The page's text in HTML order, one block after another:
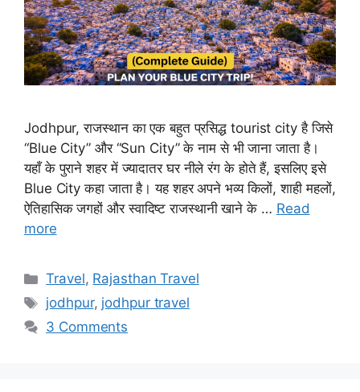
Jodhpur, राजस्थान का एक बहुत प्रसिद्ध tourist city है जिसे
“Blue City” और “Sun City” के नाम से भी जाना जाता है।
यहाँ के पुराने शहर में ज्यादातर घर नीले रंग के होते हैं, इसलिए इसे
Blue City कहा जाता है। यह शहर अपने भव्य किलों, शाही महलों,
ऐतिहासिक जगहों और स्वादिष्ट राजस्थानी खाने के … Read
more
Categories
Travel, Rajasthan Travel
Tags
jodhpur, jodhpur travel
3 Comments